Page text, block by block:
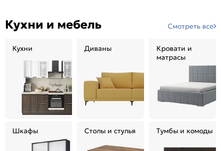
Кухни и мебель Смотреть все
Кухни Диваны
Кровати и
матрасы
Шкафы Столы и стулья Тумбы и комоды